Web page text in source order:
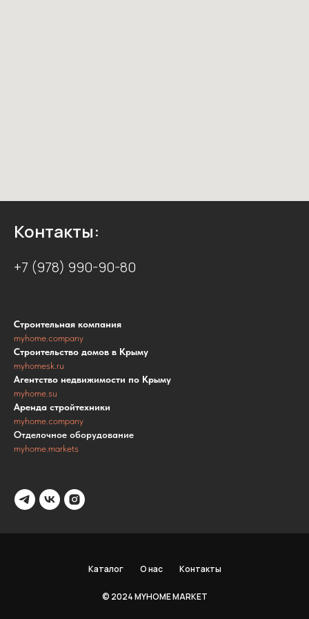
Контакты:
+7 (978) 990-90-80
Строительная компания
myhome.company
Строительство домов в Крыму
myhomesk.ru
Агентство недвижимости по Крыму
myhome.su
Аренда стройтехники
myhome.company
Отделочное оборудование
myhome.markets
Каталог О нас Контакты
© 2024 MYHOME MARKET